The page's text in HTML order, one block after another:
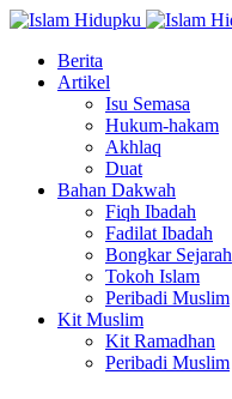
Berita
Artikel
Isu Semasa
Hukum-hakam
Akhlaq
Duat
Bahan Dakwah
Fiqh Ibadah
Fadilat Ibadah
Bongkar Sejarah
Tokoh Islam
Peribadi Muslim
Kit Muslim
Kit Ramadhan
Peribadi Muslim